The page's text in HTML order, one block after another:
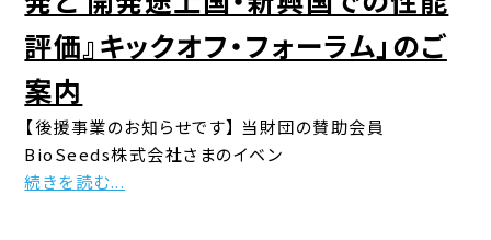
評価』キックオフ・フォーラム」のご
案内
【後援事業のお知らせです】 当財団の賛助会員
BioSeeds株式会社さまのイベン
続きを読む...